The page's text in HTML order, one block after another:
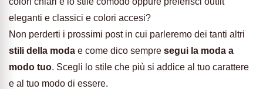
eleganti e classici e colori accesi?
Non perderti i prossimi post in cui parleremo dei tanti altri
stili della moda e come dico sempre segui la moda a
modo tuo. Scegli lo stile che più si addice al tuo carattere
e al tuo modo di essere.